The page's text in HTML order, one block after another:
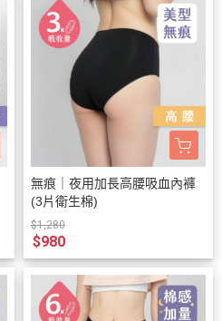
無痕｜夜用加長高腰吸血內褲
(3片衛生棉)
$1,280
$980